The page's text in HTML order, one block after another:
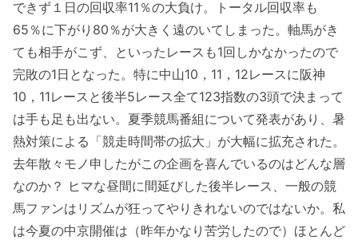
できず１日の回収率11％の大負け。トータル回収率も
65％に下がり80％が大きく遠のいてしまった。軸馬がき
ても相手がこず、といったレースも1回しかなかったので
完敗の1日となった。特に中山10，11，12レースに阪神
10，11レースと後半5レース全て123指数の3頭で決まって
は手も足も出ない。夏季競馬番組について発表があり、暑
熱対策による「競走時間帯の拡大」が大幅に拡充された。
去年散々モノ申したがこの企画を喜んでいるのはどんな層
なのか？ ヒマな昼間に間延びした後半レース、一般の競
馬ファンはリズムが狂ってやりきれないのではないか。私
は今夏の中京開催は（昨年かなり苦労したので）ほとんど